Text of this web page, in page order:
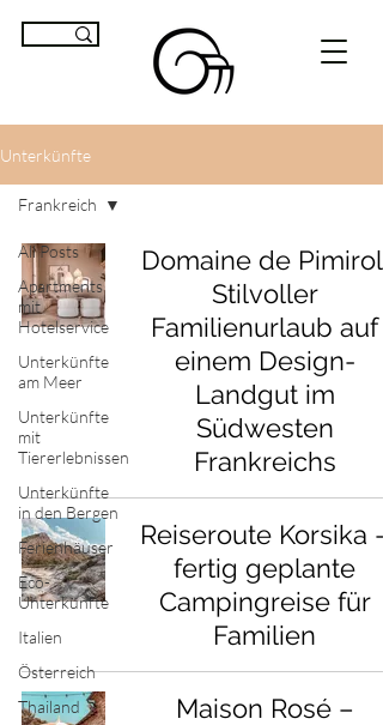
Unterkünfte
All Posts
Apartments
mit
Hotelservice
Unterkünfte
am Meer
Unterkünfte
mit
Tiererlebnissen
Unterkünfte
in den Bergen
Ferienhäuser
Eco-
Unterkünfte
Italien
Österreich
Thailand
Frankreich
Domaine de Pimirol:
Stilvoller
Familienurlaub auf
einem Design-
Landgut im
Südwesten
Frankreichs
Reiseroute Korsika –
fertig geplante
Campingreise für
Familien
Maison Rosé –